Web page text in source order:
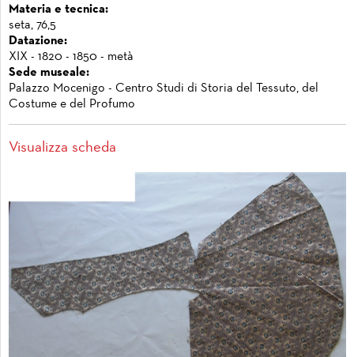
Materia e tecnica:
seta, 76,5
Datazione:
XIX - 1820 - 1850 - metà
Sede museale:
Palazzo Mocenigo - Centro Studi di Storia del Tessuto, del
Costume e del Profumo
Visualizza scheda